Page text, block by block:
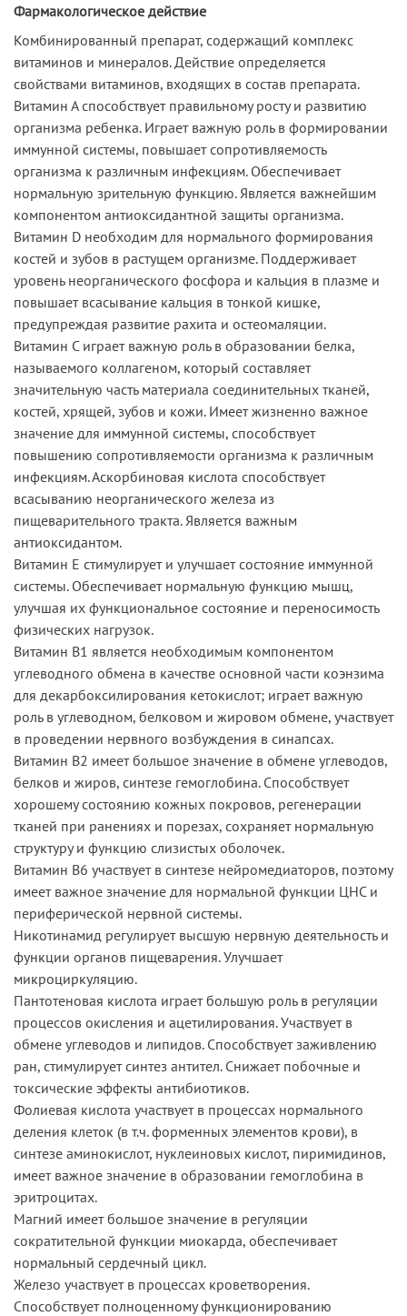
Фармакологическое действие
Комбинированный препарат, содержащий комплекс
витаминов и минералов. Действие определяется
свойствами витаминов, входящих в состав препарата.
Витамин А способствует правильному росту и развитию
организма ребенка. Играет важную роль в формировании
иммунной системы, повышает сопротивляемость
организма к различным инфекциям. Обеспечивает
нормальную зрительную функцию. Является важнейшим
компонентом антиоксидантной защиты организма.
Витамин D необходим для нормального формирования
костей и зубов в растущем организме. Поддерживает
уровень неорганического фосфора и кальция в плазме и
повышает всасывание кальция в тонкой кишке,
предупреждая развитие рахита и остеомаляции.
Витамин С играет важную роль в образовании белка,
называемого коллагеном, который составляет
значительную часть материала соединительных тканей,
костей, хрящей, зубов и кожи. Имеет жизненно важное
значение для иммунной системы, способствует
повышению сопротивляемости организма к различным
инфекциям. Аскорбиновая кислота способствует
всасыванию неорганического железа из
пищеварительного тракта. Является важным
антиоксидантом.
Витамин Е стимулирует и улучшает состояние иммунной
системы. Обеспечивает нормальную функцию мышц,
улучшая их функциональное состояние и переносимость
физических нагрузок.
Витамин В1 является необходимым компонентом
углеводного обмена в качестве основной части коэнзима
для декарбоксилирования кетокислот; играет важную
роль в углеводном, белковом и жировом обмене, участвует
в проведении нервного возбуждения в синапсах.
Витамин В2 имеет большое значение в обмене углеводов,
белков и жиров, синтезе гемоглобина. Способствует
хорошему состоянию кожных покровов, регенерации
тканей при ранениях и порезах, сохраняет нормальную
структуру и функцию слизистых оболочек.
Витамин В6 участвует в синтезе нейромедиаторов, поэтому
имеет важное значение для нормальной функции ЦНС и
периферической нервной системы.
Никотинамид регулирует высшую нервную деятельность и
функции органов пищеварения. Улучшает
микроциркуляцию.
Пантотеновая кислота играет большую роль в регуляции
процессов окисления и ацетилирования. Участвует в
обмене углеводов и липидов. Способствует заживлению
ран, стимулирует синтез антител. Снижает побочные и
токсические эффекты антибиотиков.
Фолиевая кислота участвует в процессах нормального
деления клеток (в т.ч. форменных элементов крови), в
синтезе аминокислот, нуклеиновых кислот, пиримидинов,
имеет важное значение в образовании гемоглобина в
эритроцитах.
Магний имеет большое значение в регуляции
сократительной функции миокарда, обеспечивает
нормальный сердечный цикл.
Железо участвует в процессах кроветворения.
Способствует полноценному функционированию